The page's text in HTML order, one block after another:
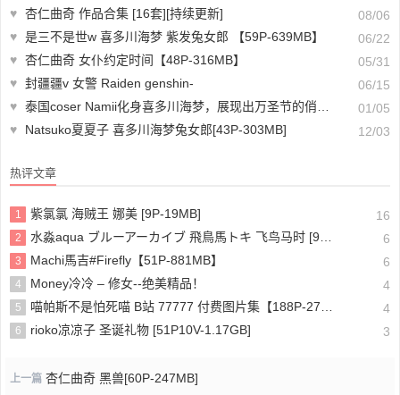
♥ 杏仁曲奇 作品合集 [16套][持续更新]
08/06
♥ 是三不是世w 喜多川海梦 紫发兔女郎 【59P-639MB】
06/22
♥ 杏仁曲奇 女仆约定时间【48P-316MB】
05/31
♥ 封疆疆v 女警 Raiden genshin-
06/15
♥ 泰国coser Namii化身喜多川海梦，展现出万圣节的俏皮可爱魅力
01/05
♥
Natsuko夏夏子 喜多川海梦兔女郎[43P-303MB] 12/03
热评文章
1 紫氯氯 海贼王 娜美 [9P-19MB] 16
2 水淼aqua ブルーアーカイブ 飛鳥馬トキ 飞鸟马时 [91P-96MB] 6
3 Machi馬吉#Firefly【51P-881MB】 6
4 Money冷冷 – 修女--绝美精品！ 4
5 喵帕斯不是怕死喵 B站 77777 付费图片集【188P-275MB】 4
6 rioko凉凉子 圣诞礼物 [51P10V-1.17GB] 3
上一篇 杏仁曲奇 黑兽[60P-247MB]